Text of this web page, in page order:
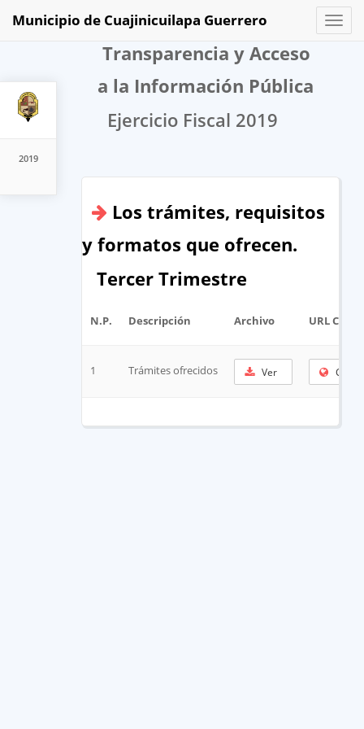
2019
Toggle
Municipio de Cuajinicuilapa Guerrero
Transparencia y Acceso
a la Información Pública
Ejercicio Fiscal 2019
Los trámites, requisitos
y formatos que ofrecen.
Tercer Trimestre
N.P. Descripción Archivo URL Corta
1 Trámites ofrecidos Ver